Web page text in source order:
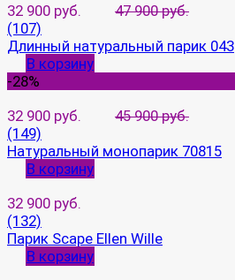
32 900 руб.
47 900 руб.
(107)
Длинный натуральный парик 043
В корзину
-28%
32 900 руб.
45 900 руб.
(149)
Натуральный монопарик 70815
В корзину
32 900 руб.
(132)
Парик Scape Ellen Wille
В корзину